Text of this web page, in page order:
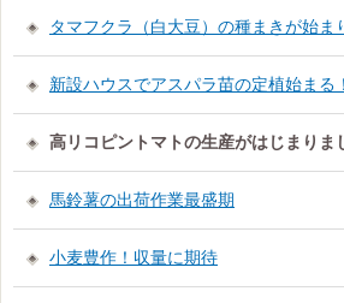
タマフクラ（白大豆）の種まきが始ま
新設ハウスでアスパラ苗の定植始まる！
高リコピントマトの生産がはじまりま
馬鈴薯の出荷作業最盛期
小麦豊作！収量に期待